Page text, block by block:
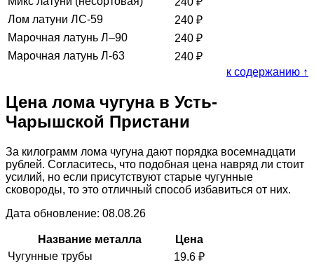
Лом латуни ЛС-59
240 ₽
Марочная латунь Л–90
240 ₽
Марочная латунь Л-63
240 ₽
к содержанию ↑
Цена лома чугуна в Усть-
Чарышской Пристани
За килограмм лома чугуна дают порядка восемнадцати
рублей. Согласитесь, что подобная цена навряд ли стоит
усилий, но если присутствуют старые чугунные
сковороды, то это отличный способ избавиться от них.
Дата обновление: 08.08.26
Название металла
Цена
Чугунные трубы
19.6 ₽